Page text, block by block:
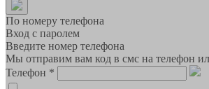
По номеру телефона
Вход с паролем
Введите номер телефона
Мы отправим вам код в смс на телефон
Телефон *